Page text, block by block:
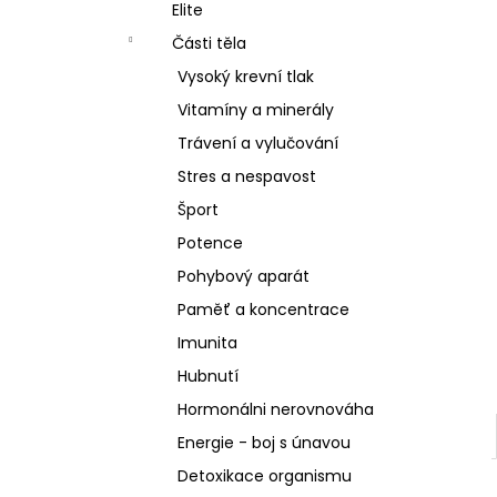
Elite
Části těla
Vysoký krevní tlak
Vitamíny a minerály
Trávení a vylučování
Stres a nespavost
Šport
Potence
Pohybový aparát
Paměť a koncentrace
Imunita
Hubnutí
Hormonálni nerovnováha
Energie - boj s únavou
Detoxikace organismu
SCHIZANDRA
329 Kč